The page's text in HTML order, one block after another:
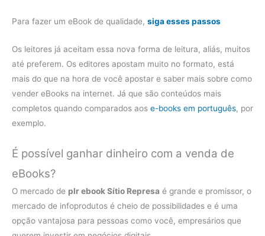
Para fazer um eBook de qualidade, siga esses passos
Os leitores já aceitam essa nova forma de leitura, aliás, muitos
até preferem. Os editores apostam muito no formato, está
mais do que na hora de você apostar e saber mais sobre como
vender eBooks na internet. Já que são conteúdos mais
completos quando comparados aos e-books em português, por
exemplo.
É possível ganhar dinheiro com a venda de
eBooks?
O mercado de plr ebook Sítio Represa é grande e promissor, o
mercado de infoprodutos é cheio de possibilidades e é uma
opção vantajosa para pessoas como você, empresários que